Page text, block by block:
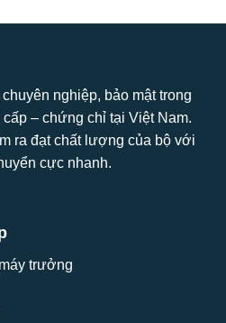
nghiệp, bảo mật trong
– chứng chỉ tại Việt Nam.
ra đạt chất lượng của bộ với
cực nhanh.
trưởng